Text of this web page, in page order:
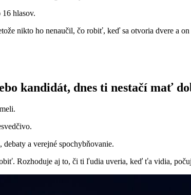
16 hlasov.
nikto ho nenaučil, čo robiť, keď sa otvoria dvere a
kandidát, dnes ti nestačí mať
a verejné spochybňovanie.
Rozhoduje aj to, či ti ľudia uveria, keď ťa vidia,